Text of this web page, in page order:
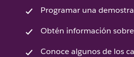
Programar una
Obtén información
Conoce algunos de los